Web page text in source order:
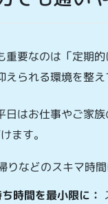
要なのは「定期
られる環境を整え
日はお仕事やご家
ます。
りなどのスキマ時
時間を最小限に：